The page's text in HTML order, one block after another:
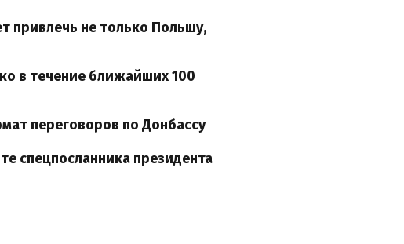
привлечь не только Польшу,
в течение ближайших 100
переговоров по Донбассу
спецпосланника президента